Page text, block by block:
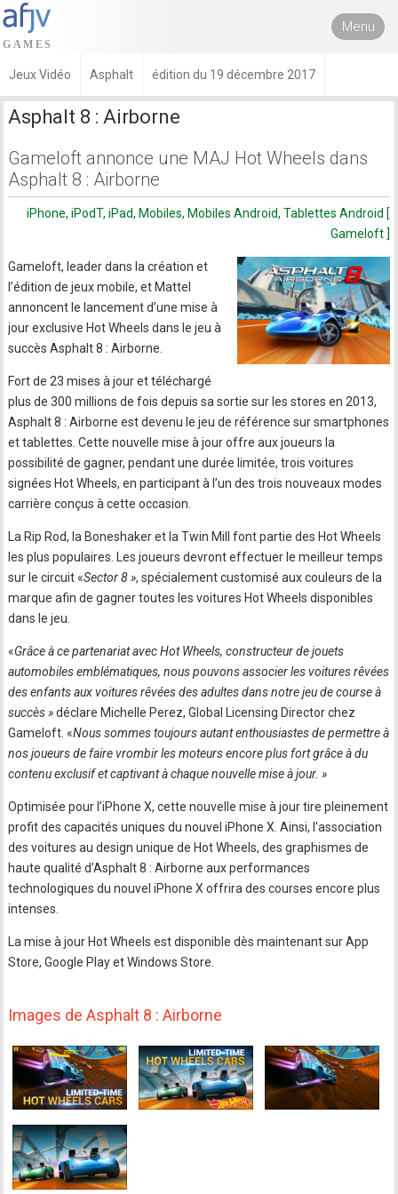
Menu
Jeux Vidéo Asphalt édition du 19 décembre 2017
Asphalt 8 : Airborne
Gameloft annonce une MAJ Hot Wheels dans
Asphalt 8 : Airborne
iPhone, iPodT, iPad, Mobiles, Mobiles Android, Tablettes Android [
Gameloft ]
Gameloft, leader dans la création et
l’édition de jeux mobile, et Mattel
annoncent le lancement d’une mise à
jour exclusive Hot Wheels dans le jeu à
succès Asphalt 8 : Airborne.
Fort de 23 mises à jour et téléchargé
plus de 300 millions de fois depuis sa sortie sur les stores en 2013,
Asphalt 8 : Airborne est devenu le jeu de référence sur smartphones
et tablettes. Cette nouvelle mise à jour offre aux joueurs la
possibilité de gagner, pendant une durée limitée, trois voitures
signées Hot Wheels, en participant à l’un des trois nouveaux modes
carrière conçus à cette occasion.
La Rip Rod, la Boneshaker et la Twin Mill font partie des Hot Wheels
les plus populaires. Les joueurs devront effectuer le meilleur temps
sur le circuit «Sector 8 », spécialement customisé aux couleurs de la
marque afin de gagner toutes les voitures Hot Wheels disponibles
dans le jeu.
«Grâce à ce partenariat avec Hot Wheels, constructeur de jouets
automobiles emblématiques, nous pouvons associer les voitures rêvées
des enfants aux voitures rêvées des adultes dans notre jeu de course à
succès »déclare Michelle Perez, Global Licensing Director chez
Gameloft. «Nous sommes toujours autant enthousiastes de permettre à
nos joueurs de faire vrombir les moteurs encore plus fort grâce à du
contenu exclusif et captivant à chaque nouvelle mise à jour. »
Optimisée pour l’iPhone X, cette nouvelle mise à jour tire pleinement
profit des capacités uniques du nouvel iPhone X. Ainsi, l’association
des voitures au design unique de Hot Wheels, des graphismes de
haute qualité d’Asphalt 8 : Airborne aux performances
technologiques du nouvel iPhone X offrira des courses encore plus
intenses.
La mise à jour Hot Wheels est disponible dès maintenant sur App
Store, Google Play et Windows Store.
Images de Asphalt 8 : Airborne